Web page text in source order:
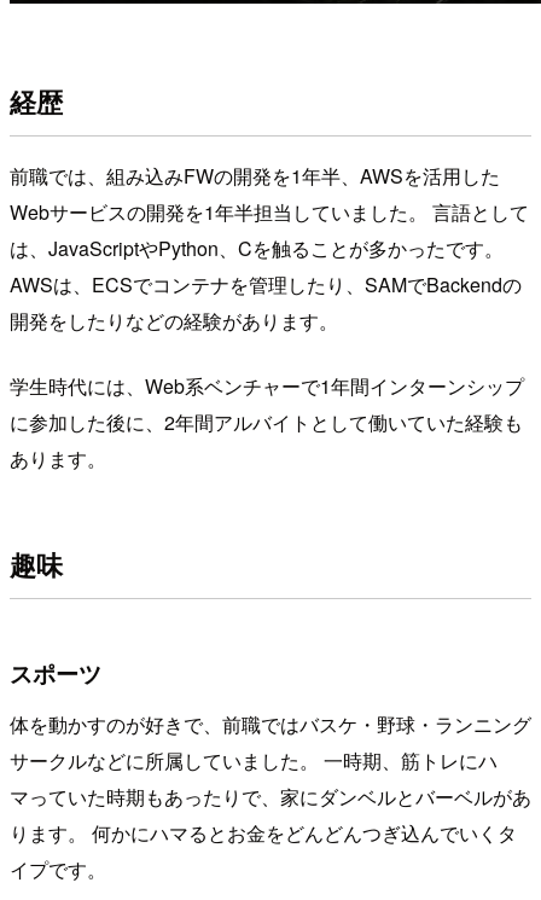
経歴
前職では、組み込みFWの開発を1年半、AWSを活用した
Webサービスの開発を1年半担当していました。 言語として
は、JavaScriptやPython、Cを触ることが多かったです。
AWSは、ECSでコンテナを管理したり、SAMでBackendの
開発をしたりなどの経験があります。
学生時代には、Web系ベンチャーで1年間インターンシップ
に参加した後に、2年間アルバイトとして働いていた経験も
あります。
趣味
スポーツ
体を動かすのが好きで、前職ではバスケ・野球・ランニング
サークルなどに所属していました。 一時期、筋トレにハ
マっていた時期もあったりで、家にダンベルとバーベルがあ
ります。 何かにハマるとお金をどんどんつぎ込んでいくタ
イプです。